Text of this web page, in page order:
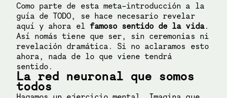
Como parte de esta meta-introducción a la
guía de TODO, se hace necesario revelar
aquí y ahora el famoso sentido de la vida.
Así nomás tiene que ser, sin ceremonias ni
revelación dramática. Si no aclaramos esto
ahora, nada de lo que viene tendrá
sentido.
La red neuronal que somos
todos